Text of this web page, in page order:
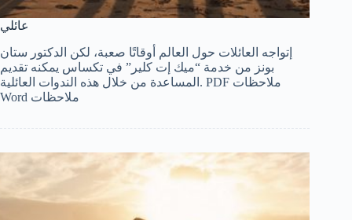
عائلي
إتواجه العائلات حول العالم أوقاتًا صعبة، لكن الدكتور ستان
بونز من خدمة “ميك إت كلير” في تكساس يمكنه تقديم
المساعدة من خلال هذه الندوات العائلية. PDF ملاحظات
Word ملاحظات
ဗမာစာ
Português do Brasil
سنڌي
Español de México